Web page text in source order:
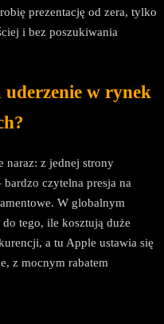
prezentację od zera, tylko
i bez poszukiwania
uderzenie w rynek
naraz: z jednej strony
czytelna presja na
W globalnym
tego, ile kosztują duże
a tu Apple ustawia się
z mocnym rabatem